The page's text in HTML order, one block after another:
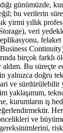
günümüzde,
bu verilerin
yirmi yıllık
veri
Continuity)
birçok farklı
Bu süreçte
yalnızca doğru
ve sürdürülebilir
yaklaşımım,
kurumların iş
ve